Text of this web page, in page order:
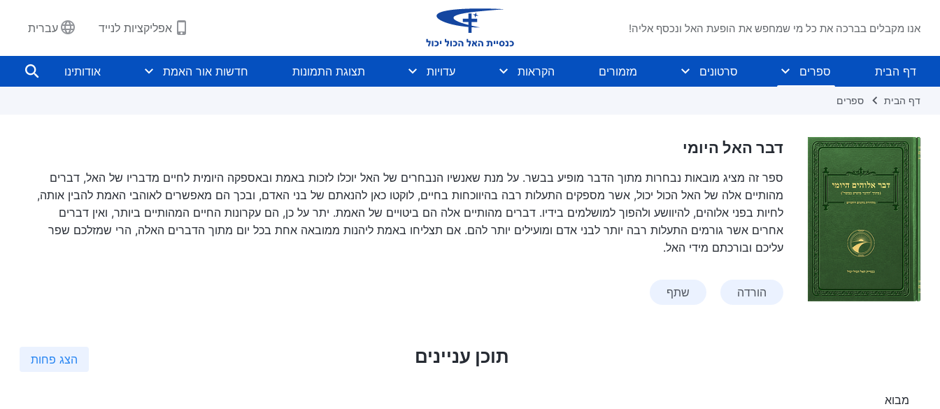
אנו מקבלים בברכה את כל מי שמחפש את הופעת האל ונכסף אליה! אפליקציות לנייד עברית
דף הבית ספרים סרטונים מזמורים הקראות עדויות תצוגת התמונות חדשות אור האמת אודותינו
דף הבית ספרים
דבר האל היומי
ספר זה מציג מובאות נבחרות מתוך הדבר מופיע בבשר. על מנת שאנשיו הנבחרים של האל יוכלו לזכות באמת ובאספקה היומית לחיים מדבריו של האל, דברים
מהותיים אלה של האל הכול יכול, אשר מספקים התעלות רבה בהיווכחות בחיים, לוקטו כאן להנאתם של בני האדם, ובכך הם מאפשרים לאוהבי האמת להבין אותה,
לחיות בפני אלוהים, להיוושע ולהפוך למושלמים בידיו. דברים מהותיים אלה הם ביטויים של האמת. יתר על כן, הם עקרונות החיים המהותיים ביותר, ואין דברים
אחרים אשר גורמים התעלות רבה יותר לבני אדם ומועילים יותר להם. אם תצליחו באמת ליהנות ממובאה אחת בכל יום מתוך הדברים האלה, הרי שמזלכם שפר
עליכם ובורכתם מידי האל.
הורדה שתף
תוכן עניינים הצג פחות
מבוא